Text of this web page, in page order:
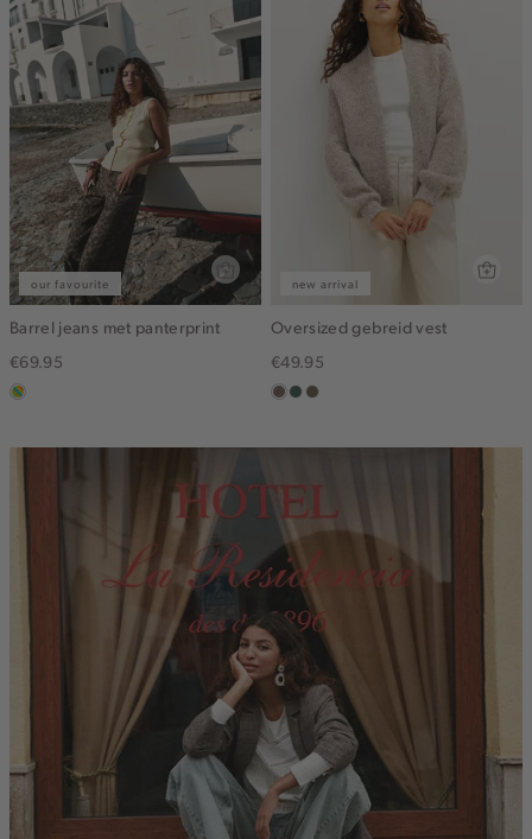
our favourite
Barrel jeans met panterprint
€69.95
meerkleurig
new arrival
Oversized gebreid vest
€49.95
taupe
groen,
bruin